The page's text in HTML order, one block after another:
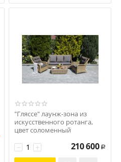
"Гляссе" лаунж-зона из
искусственного ротанга,
цвет соломенный
+
− 210 600 Р